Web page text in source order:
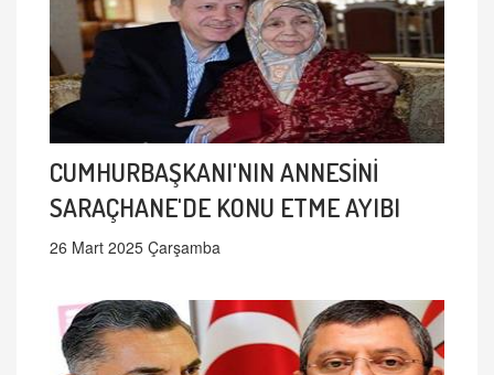
CUMHURBAŞKANI'NIN ANNESİNİ
SARAÇHANE'DE KONU ETME AYIBI
26 Mart 2025 Çarşamba